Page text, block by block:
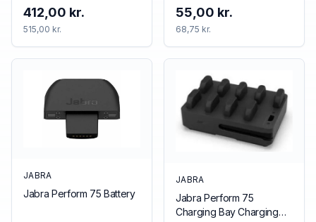
412,00 kr.
515,00 kr.
55,00 kr.
68,75 kr.
JABRA
Jabra Perform 75 Battery
JABRA
Jabra Perform 75
Charging Bay Charging